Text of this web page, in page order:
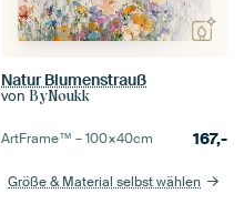
Natur Blumenstrauß
von ByNoukk
ArtFrame™ –100×40cm 167,-
Größe & Material selbst wählen